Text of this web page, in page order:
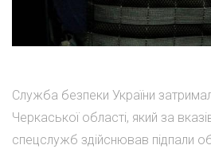
Служба безпеки України
Черкаської області, який за
спецслужб здійснював підпали